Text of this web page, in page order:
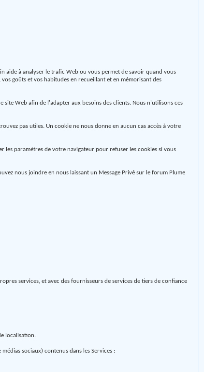
aide à analyser le trafic Web ou vous permet de savoir quand vous
goûts et vos habitudes en recueillant et en mémorisant des
Web afin de l'adapter aux besoins des clients. Nous n'utilisons ces
pas utiles. Un cookie ne nous donne en aucun cas accès à votre
les paramètres de votre navigateur pour refuser les cookies si vous
nous joindre en nous laissant un Message Privé sur le forum Plume
services, et avec des fournisseurs de services de tiers de confiance
localisation.
sociaux) contenus dans les Services :